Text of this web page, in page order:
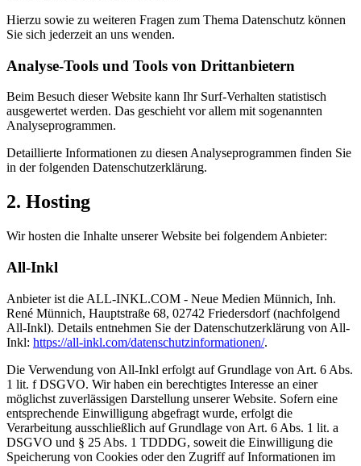
Hierzu sowie zu weiteren Fragen zum Thema Datenschutz können
Sie sich jederzeit an uns wenden.
Analyse-Tools und Tools von Dritt­anbietern
Beim Besuch dieser Website kann Ihr Surf-Verhalten statistisch
ausgewertet werden. Das geschieht vor allem mit sogenannten
Analyseprogrammen.
Detaillierte Informationen zu diesen Analyseprogrammen finden Sie
in der folgenden Datenschutzerklärung.
2. Hosting
Wir hosten die Inhalte unserer Website bei folgendem Anbieter:
All-Inkl
Anbieter ist die ALL-INKL.COM - Neue Medien Münnich, Inh.
René Münnich, Hauptstraße 68, 02742 Friedersdorf (nachfolgend
All-Inkl). Details entnehmen Sie der Datenschutzerklärung von All-
Inkl: https://all-inkl.com/datenschutzinformationen/.
Die Verwendung von All-Inkl erfolgt auf Grundlage von Art. 6 Abs.
1 lit. f DSGVO. Wir haben ein berechtigtes Interesse an einer
möglichst zuverlässigen Darstellung unserer Website. Sofern eine
entsprechende Einwilligung abgefragt wurde, erfolgt die
Verarbeitung ausschließlich auf Grundlage von Art. 6 Abs. 1 lit. a
DSGVO und § 25 Abs. 1 TDDDG, soweit die Einwilligung die
Speicherung von Cookies oder den Zugriff auf Informationen im